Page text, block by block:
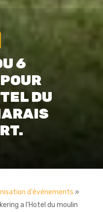
6
DU
d'événements »
a l’Hotel du moulin